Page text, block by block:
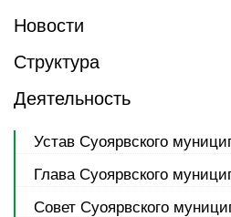
Новости
Структура
Деятельность
Устав Суоярвского
Глава Суоярвского
Совет Суоярвского